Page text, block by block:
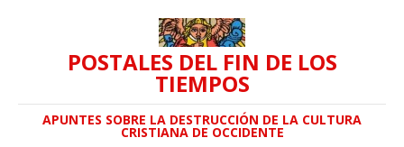
POSTALES DEL FIN DE LOS
TIEMPOS
APUNTES SOBRE LA DESTRUCCIÓN DE LA CULTURA
CRISTIANA DE OCCIDENTE